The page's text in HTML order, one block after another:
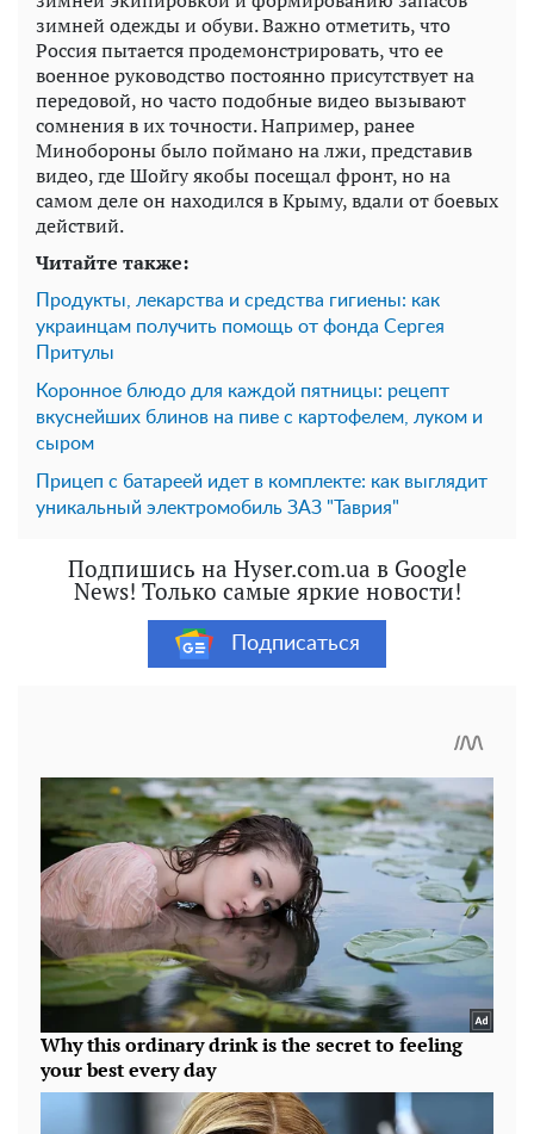
зимней одежды и обуви. Важно отметить, что
Россия пытается продемонстрировать, что ее
военное руководство постоянно присутствует на
передовой, но часто подобные видео вызывают
сомнения в их точности. Например, ранее
Минобороны было поймано на лжи, представив
видео, где Шойгу якобы посещал фронт, но на
самом деле он находился в Крыму, вдали от боевых
действий.
Читайте также:
Продукты, лекарства и средства гигиены: как
украинцам получить помощь от фонда Сергея
Притулы
Коронное блюдо для каждой пятницы: рецепт
вкуснейших блинов на пиве с картофелем, луком и
сыром
Прицеп с батареей идет в комплекте: как выглядит
уникальный электромобиль ЗАЗ "Таврия"
Подпишись на Hyser.com.ua в Google
News! Только самые яркие новости!
Подписаться